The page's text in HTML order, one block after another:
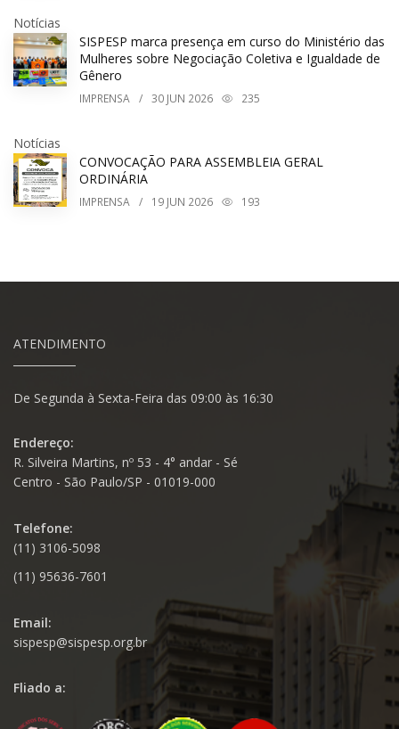
Notícias
SISPESP marca presença em curso do Ministério das
Mulheres sobre Negociação Coletiva e Igualdade de
Gênero
IMPRENSA / 30 JUN 2026 235
Notícias
CONVOCAÇÃO PARA ASSEMBLEIA GERAL
ORDINÁRIA
IMPRENSA / 19 JUN 2026 193
ATENDIMENTO
De Segunda à Sexta-Feira das 09:00 às 16:30
Endereço:
R. Silveira Martins, nº 53 - 4° andar - Sé
Centro - São Paulo/SP - 01019-000
Telefone:
(11) 3106-5098
(11) 95636-7601
Email:
sispesp@sispesp.org.br
Fliado a: